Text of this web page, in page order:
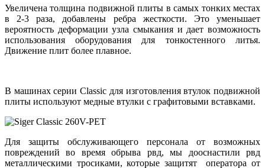
Увеличена толщина подвижной плиты в самых тонких местах
в 2-3 раза, добавлены ребра жесткости. Это уменьшает
вероятность деформации узла смыкания и дает возможность
использования оборудования для тонкостенного литья.
Движение плит более плавное.
В машинах серии Classic для изготовления втулок подвижной
плиты используют медные втулки с графитовыми вставками.
Для защиты обслуживающего персонала от возможных
повреждений во время обрыва рвд, мы дооснастили рвд
металлическими тросиками, которые защитят оператора от